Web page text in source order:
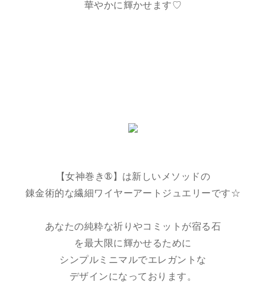
華やかに輝かせます♡
【女神巻き®】は新しいメソッドの
錬金術的な繊細ワイヤーアートジュエリーです☆
あなたの純粋な祈りやコミットが宿る石
を最大限に輝かせるために
シンプルミニマルでエレガントな
デザインになっております。